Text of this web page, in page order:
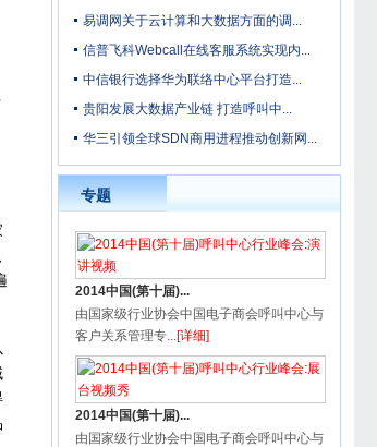
易调网关于云计算和大数据方面的调...
信普飞科Webcall在线客服系统实现内...
中信银行选择华为联络中心平台打造...
贵阳发展大数据产业链 打造呼叫中...
华三引领全球SDN商用进程推动创新网...
专题
2014中国(第十届)...
由国家级行业协会中国电子商会呼叫中心与
客户关系管理专...[详细]
2014中国(第十届)...
由国家级行业协会中国电子商会呼叫中心与